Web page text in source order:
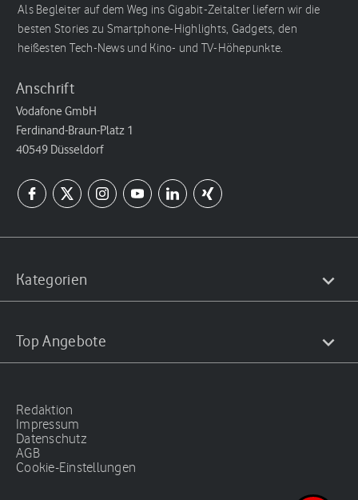
Als Begleiter auf dem Weg ins Gigabit-Zeitalter liefern wir die
besten Stories zu Smartphone-Highlights, Gadgets, den
heißesten Tech-News und Kino- und TV-Höhepunkte.
Anschrift
Vodafone GmbH
Ferdinand-Braun-Platz 1
40549 Düsseldorf
Kategorien
Top Angebote
Redaktion
Impressum
Datenschutz
AGB
Cookie-Einstellungen